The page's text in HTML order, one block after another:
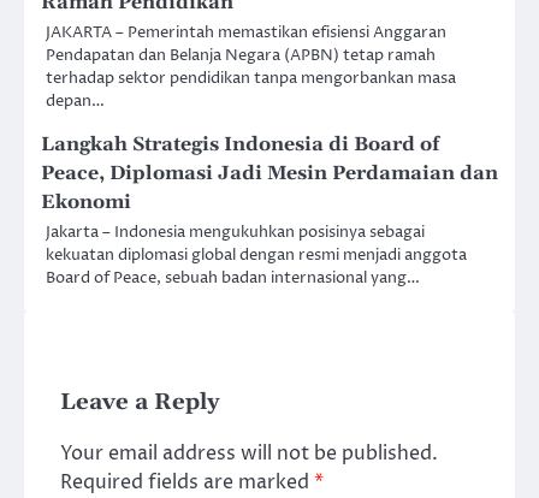
JAKARTA – Pemerintah memastikan efisiensi Anggaran
Pendapatan dan Belanja Negara (APBN) tetap ramah
terhadap sektor pendidikan tanpa mengorbankan masa
depan…
Langkah Strategis Indonesia di Board of
Peace, Diplomasi Jadi Mesin Perdamaian dan
Ekonomi
Jakarta – Indonesia mengukuhkan posisinya sebagai
kekuatan diplomasi global dengan resmi menjadi anggota
Board of Peace, sebuah badan internasional yang…
Leave a Reply
Your email address will not be published.
Required fields are marked *